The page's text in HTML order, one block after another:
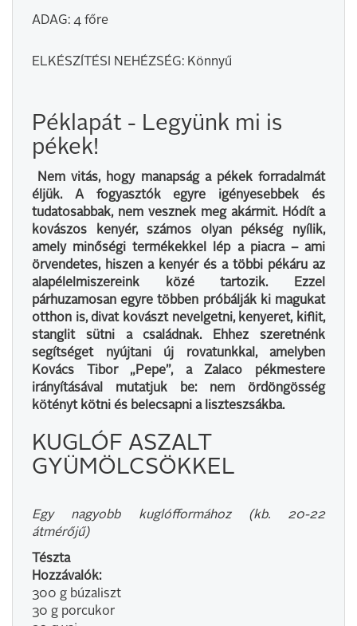
ADAG: 4 főre
ELKÉSZÍTÉSI NEHÉZSÉG: Könnyű
Péklapát - Legyünk mi is
pékek!
Nem vitás, hogy manapság a pékek forradalmát
éljük. A fogyasztók egyre igényesebbek és
tudatosabbak, nem vesznek meg akármit. Hódít a
kovászos kenyér, számos olyan pékség nyílik,
amely minőségi termékekkel lép a piacra – ami
örvendetes, hiszen a kenyér és a többi pékáru az
alapélelmiszereink közé tartozik. Ezzel
párhuzamosan egyre többen próbálják ki magukat
otthon is, divat kovászt nevelgetni, kenyeret, kiflit,
stanglit sütni a családnak. Ehhez szeretnénk
segítséget nyújtani új rovatunkkal, amelyben
Kovács Tibor „Pepe”, a Zalaco pékmestere
irányításával mutatjuk be: nem ördöngösség
kötényt kötni és belecsapni a liszteszsákba.
KUGLÓF ASZALT
GYÜMÖLCSÖKKEL
Egy nagyobb kuglófformához (kb. 20-22
átmérőjű)
Tészta
Hozzávalók:
300 g búzaliszt
30 g porcukor